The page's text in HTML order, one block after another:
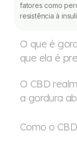
fatores como
resistência à
O que é
que ela é
O CBD
a gordura
Como o